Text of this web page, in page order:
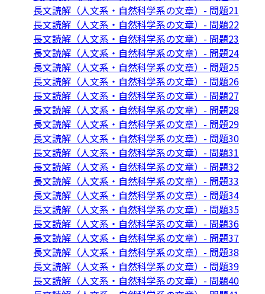
長文読解（人文系・自然科学系の文章）- 問題21
長文読解（人文系・自然科学系の文章）- 問題22
長文読解（人文系・自然科学系の文章）- 問題23
長文読解（人文系・自然科学系の文章）- 問題24
長文読解（人文系・自然科学系の文章）- 問題25
長文読解（人文系・自然科学系の文章）- 問題26
長文読解（人文系・自然科学系の文章）- 問題27
長文読解（人文系・自然科学系の文章）- 問題28
長文読解（人文系・自然科学系の文章）- 問題29
長文読解（人文系・自然科学系の文章）- 問題30
長文読解（人文系・自然科学系の文章）- 問題31
長文読解（人文系・自然科学系の文章）- 問題32
長文読解（人文系・自然科学系の文章）- 問題33
長文読解（人文系・自然科学系の文章）- 問題34
長文読解（人文系・自然科学系の文章）- 問題35
長文読解（人文系・自然科学系の文章）- 問題36
長文読解（人文系・自然科学系の文章）- 問題37
長文読解（人文系・自然科学系の文章）- 問題38
長文読解（人文系・自然科学系の文章）- 問題39
長文読解（人文系・自然科学系の文章）- 問題40